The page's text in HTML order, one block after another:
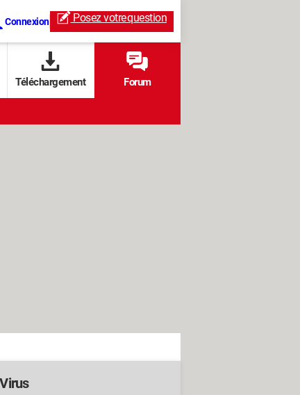
Connexion Posez votrequestion
Téléchargement Forum